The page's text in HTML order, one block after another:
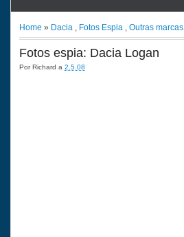
Home » Dacia , Fotos Espia , Outras marcas
Fotos espia: Dacia Logan
PorRichard a 2.5.08